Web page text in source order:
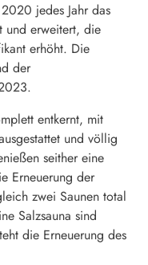
jedes Jahr das
und erweitert, die
erhöht. Die
der
entkernt, mit
und völlig
seither eine
Erneuerung der
zwei Saunen total
Salzsauna sind
die Erneuerung des